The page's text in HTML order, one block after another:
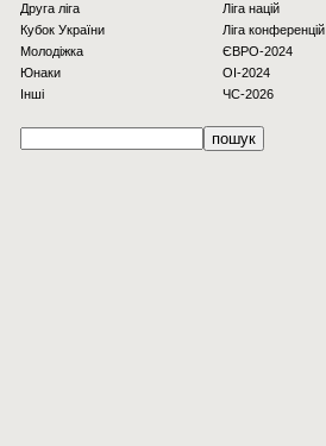
Друга ліга
Кубок України
Молодіжка
Юнаки
Інші
Ліга націй
Ліга конференцій
ЄВРО-2024
OI-2024
ЧС-2026